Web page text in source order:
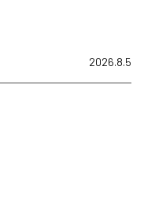
2026.8.5